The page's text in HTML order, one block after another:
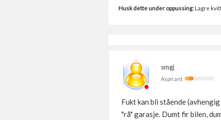
Husk dette under oppussing:Lagre
smgj
Aspirant
Fukt kan bli stående
"rå" garasje. Dumt fir bilen,